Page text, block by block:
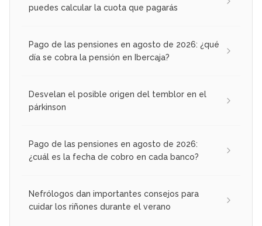
puedes calcular la cuota que pagarás
Pago de las pensiones en agosto de 2026: ¿qué
día se cobra la pensión en Ibercaja?
Desvelan el posible origen del temblor en el
párkinson
Pago de las pensiones en agosto de 2026:
¿cuál es la fecha de cobro en cada banco?
Nefrólogos dan importantes consejos para
cuidar los riñones durante el verano